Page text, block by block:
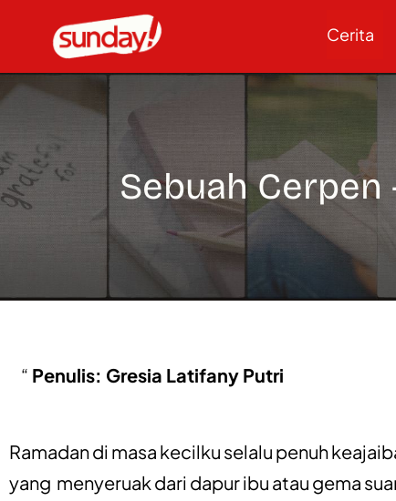
Cerita
Sebuah
Penulis: Gresia Latifany Putri
Ramadan di masa kecilku selalu penuh
yang menyeruak dari dapur ibu atau gema